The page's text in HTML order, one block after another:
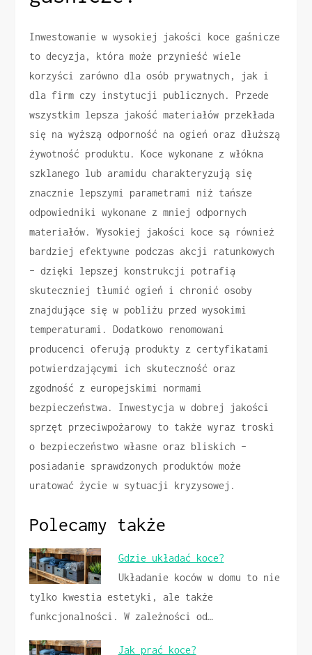
Inwestowanie w wysokiej jakości koce gaśnicze
to decyzja, która może przynieść wiele
korzyści zarówno dla osób prywatnych, jak i
dla firm czy instytucji publicznych. Przede
wszystkim lepsza jakość materiałów przekłada
się na wyższą odporność na ogień oraz dłuższą
żywotność produktu. Koce wykonane z włókna
szklanego lub aramidu charakteryzują się
znacznie lepszymi parametrami niż tańsze
odpowiedniki wykonane z mniej odpornych
materiałów. Wysokiej jakości koce są również
bardziej efektywne podczas akcji ratunkowych
– dzięki lepszej konstrukcji potrafią
skuteczniej tłumić ogień i chronić osoby
znajdujące się w pobliżu przed wysokimi
temperaturami. Dodatkowo renomowani
producenci oferują produkty z certyfikatami
potwierdzającymi ich skuteczność oraz
zgodność z europejskimi normami
bezpieczeństwa. Inwestycja w dobrej jakości
sprzęt przeciwpożarowy to także wyraz troski
o bezpieczeństwo własne oraz bliskich –
posiadanie sprawdzonych produktów może
uratować życie w sytuacji kryzysowej.
Polecamy także
Gdzie układać koce?
Układanie koców w domu to nie
tylko kwestia estetyki, ale także
funkcjonalności. W zależności od…
Jak prać koce?